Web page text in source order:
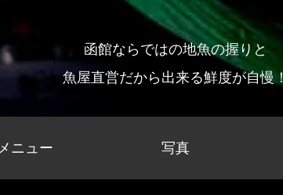
函館ならではの地魚の握りと
魚屋直営だから出来る鮮度が自慢！
ニュー 写真